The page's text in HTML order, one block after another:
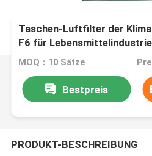
Taschen-Luftfilter der
F6 für Lebensmittelindustrie
MOQ：10 Sätze
Bestpreis
PRODUKT-BESCHREIBUNG